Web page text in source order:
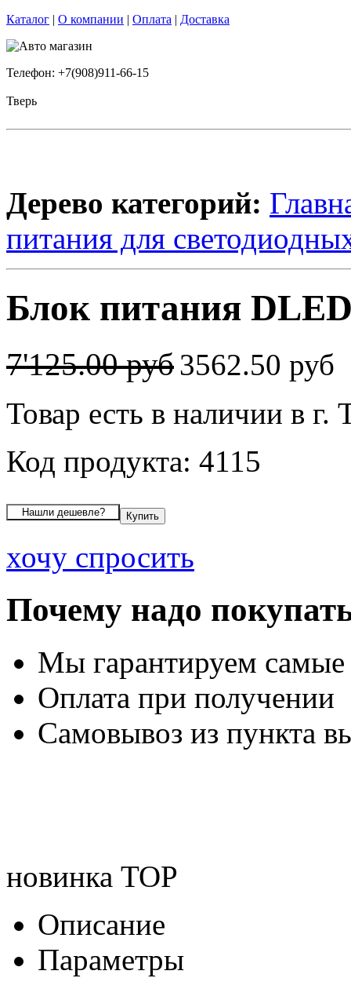
Каталог | О компании | Оплата | Доставка
Телефон: +7(908)911-66-15
Тверь
Дерево категорий:
питания для
Блок питания
7'125.00 руб3562.50 руб
Товар есть в наличии в г.
Код продукта: 4115
хочу спросить
Почему надо
Мы гарантируем
Оплата при получении
Самовывоз из пункта
новинка TOP
Описание
Параметры